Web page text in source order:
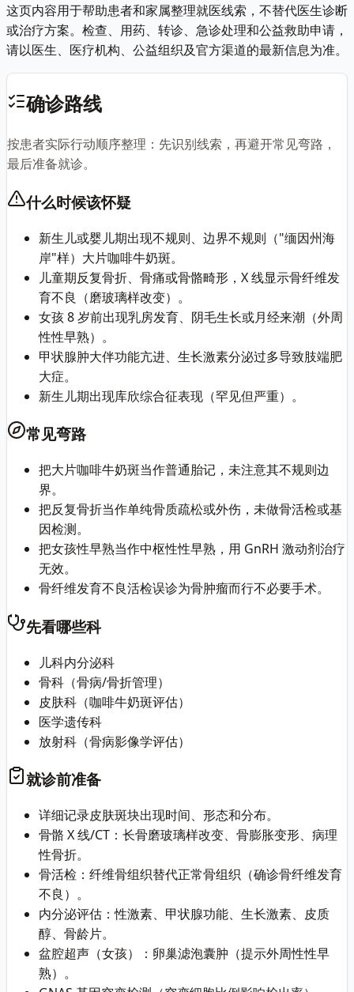
这页内容用于帮助患者和家属整理就医线索，不替代医生诊断
或治疗方案。检查、用药、转诊、急诊处理和公益救助申请，
请以医生、医疗机构、公益组织及官方渠道的最新信息为准。
确诊路线
按患者实际行动顺序整理：先识别线索，再避开常见弯路，
最后准备就诊。
什么时候该怀疑
新生儿或婴儿期出现不规则、边界不规则（"缅因州海
岸"样）大片咖啡牛奶斑。
儿童期反复骨折、骨痛或骨骼畸形，X 线显示骨纤维发
育不良（磨玻璃样改变）。
女孩 8 岁前出现乳房发育、阴毛生长或月经来潮（外周
性性早熟）。
甲状腺肿大伴功能亢进、生长激素分泌过多导致肢端肥
大症。
新生儿期出现库欣综合征表现（罕见但严重）。
常见弯路
把大片咖啡牛奶斑当作普通胎记，未注意其不规则边
界。
把反复骨折当作单纯骨质疏松或外伤，未做骨活检或基
因检测。
把女孩性早熟当作中枢性性早熟，用 GnRH 激动剂治疗
无效。
骨纤维发育不良活检误诊为骨肿瘤而行不必要手术。
先看哪些科
儿科内分泌科
骨科（骨病/骨折管理）
皮肤科（咖啡牛奶斑评估）
医学遗传科
放射科（骨病影像学评估）
就诊前准备
详细记录皮肤斑块出现时间、形态和分布。
骨骼 X 线/CT：长骨磨玻璃样改变、骨膨胀变形、病理
性骨折。
骨活检：纤维骨组织替代正常骨组织（确诊骨纤维发育
不良）。
内分泌评估：性激素、甲状腺功能、生长激素、皮质
醇、骨龄片。
盆腔超声（女孩）：卵巢滤泡囊肿（提示外周性性早
熟）。